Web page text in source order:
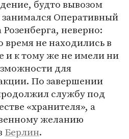
будто вывозом
Оперативный
неверно:
время не находились в
и к тому же не имели ни
для
По завершении
службу под
«хранителя», а
желанию
Берлин.